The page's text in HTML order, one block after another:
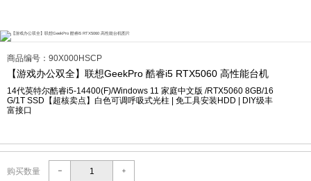
商品编号：90X000HSCP
【游戏办公双全】联想GeekPro 酷睿i5 RTX5060 高性能台机
14代英特尔酷睿i5-14400(F)/Windows 11 家庭中文版 /RTX5060 8GB/16
G/1T SSD【超核卖点】白色可调呼吸式光柱 | 免工具安装HDD | DIY级丰
富接口
购买数量